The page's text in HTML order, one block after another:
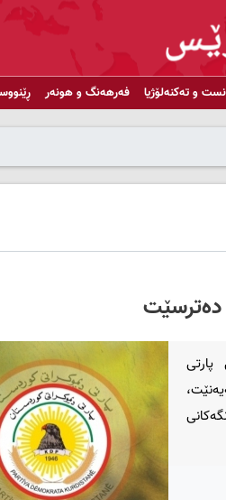
و تەکنەلۆژیا فەرهەنگ و هونەر
دەترسێت